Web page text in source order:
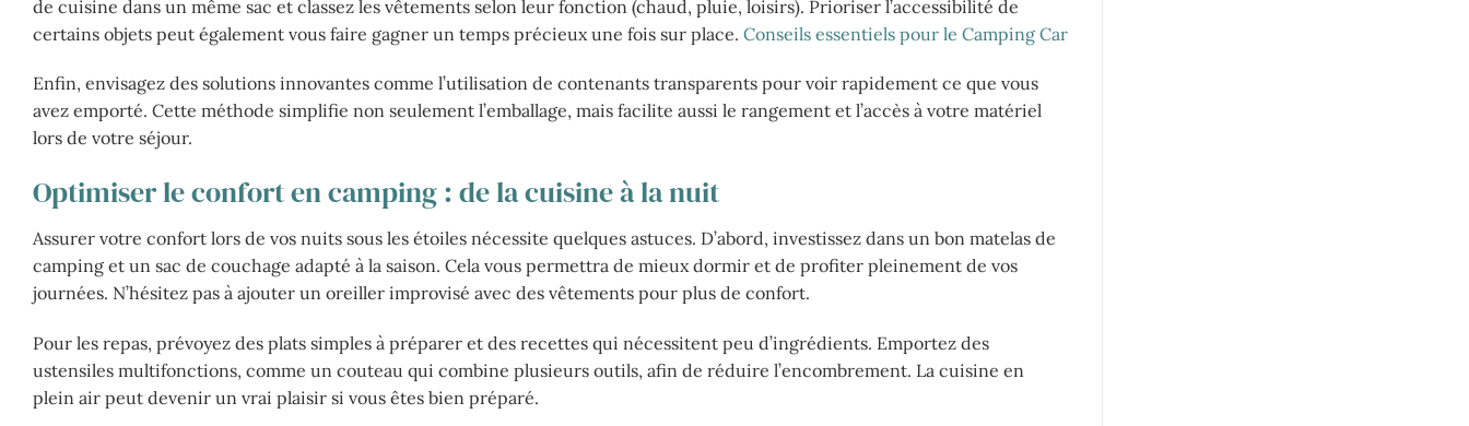
de cuisine dans un même sac et classez les vêtements selon leur fonction (chaud, pluie, loisirs). Prioriser l’accessibilité de
certains objets peut également vous faire gagner un temps précieux une fois sur place. Conseils essentiels pour le Camping Car
Enfin, envisagez des solutions innovantes comme l’utilisation de contenants transparents pour voir rapidement ce que vous
avez emporté. Cette méthode simplifie non seulement l’emballage, mais facilite aussi le rangement et l’accès à votre matériel
lors de votre séjour.
Optimiser le confort en camping : de la cuisine à la nuit
Assurer votre confort lors de vos nuits sous les étoiles nécessite quelques astuces. D’abord, investissez dans un bon matelas de
camping et un sac de couchage adapté à la saison. Cela vous permettra de mieux dormir et de profiter pleinement de vos
journées. N’hésitez pas à ajouter un oreiller improvisé avec des vêtements pour plus de confort.
Pour les repas, prévoyez des plats simples à préparer et des recettes qui nécessitent peu d’ingrédients. Emportez des
ustensiles multifonctions, comme un couteau qui combine plusieurs outils, afin de réduire l’encombrement. La cuisine en
plein air peut devenir un vrai plaisir si vous êtes bien préparé.